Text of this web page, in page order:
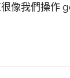
像我們操作